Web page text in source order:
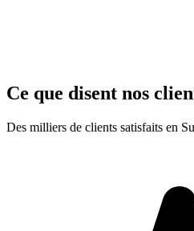
Ce que disent nos
Des milliers de clients satisfaits en